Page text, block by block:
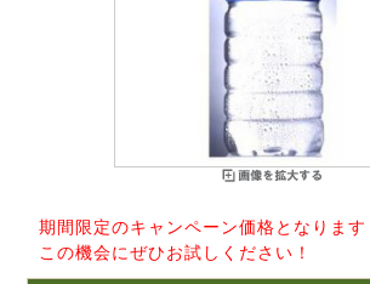
期間限定のキャンペーン価格となります
この機会にぜひお試しください！